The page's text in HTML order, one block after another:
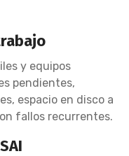
y equipos
pendientes,
espacio en disco a
fallos recurrentes.